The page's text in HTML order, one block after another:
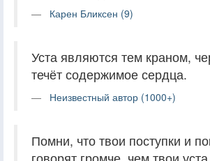
Карен Бликсен (9)
Уста являются тем краном,
течёт содержимое сердца.
Неизвестный автор (1000+)
Помни, что твои поступки и